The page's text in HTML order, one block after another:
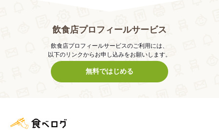
飲食店プロフィールサービス
飲食店プロフィールサービスのご利用には、
以下のリンクからお申し込みをお願いします。
無料ではじめる